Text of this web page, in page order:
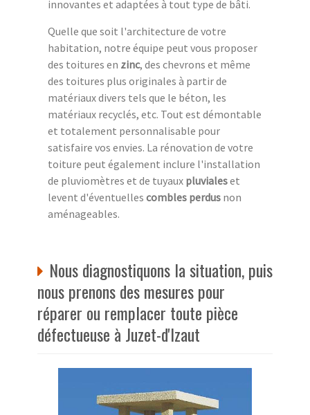
innovantes et adaptées à tout type de bâti.
Quelle que soit l'architecture de votre
habitation, notre équipe peut vous proposer
des toitures en zinc, des chevrons et même
des toitures plus originales à partir de
matériaux divers tels que le béton, les
matériaux recyclés, etc. Tout est démontable
et totalement personnalisable pour
satisfaire vos envies. La rénovation de votre
toiture peut également inclure l'installation
de pluviomètres et de tuyaux pluvialeset
levent d'éventuelles combles perdus non
aménageables.
Nous diagnostiquons la situation, puis
nous prenons des mesures pour
réparer ou remplacer toute pièce
défectueuse à Juzet-d'Izaut